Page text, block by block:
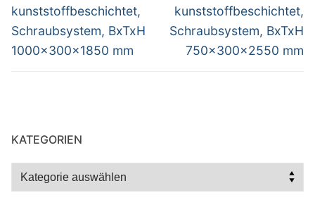
kunststoffbeschichtet,
Schraubsystem, BxTxH
1000x300x1850 mm
kunststoffbeschichtet,
Schraubsystem, BxTxH
750x300x2550 mm
KATEGORIEN
Kategorien